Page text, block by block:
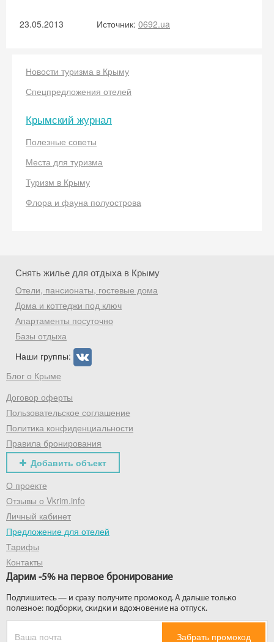
23.05.2013 Источник: 0692.ua
Новости туризма в Крыму
Спецпредложения отелей
Крымский журнал
Полезные советы
Места для туризма
Туризм в Крыму
Флора и фауна полуострова
Снять жилье для отдыха в Крыму
Отели, пансионаты, гостевые дома
Дома и коттеджи под ключ
Апартаменты посуточно
Базы отдыха
Наши группы:
Блог о Крыме
Договор оферты
Пользовательское соглашение
Политика конфиденциальности
Правила бронирования
Добавить объект
О проекте
Отзывы о Vkrim.info
Личный кабинет
Предложение для отелей
Тарифы
Контакты
Дарим -5% на первое бронирование
Подпишитесь — и сразу получите промокод. А дальше только
полезное: подборки, скидки и вдохновение на отпуск.
Забрать промокод
Скидка −5%
промокод на первое бронирование!
Получить промокод